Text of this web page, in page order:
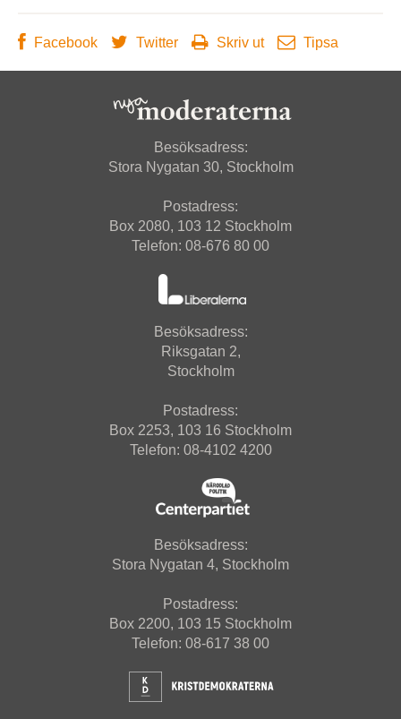
Facebook Twitter Skriv ut Tipsa
Besöksadress:
Stora Nygatan 30, Stockholm
Postadress:
Box 2080, 103 12 Stockholm
Telefon: 08-676 80 00
Besöksadress:
Riksgatan 2,
Stockholm
Postadress:
Box 2253, 103 16 Stockholm
Telefon: 08-4102 4200
Besöksadress:
Stora Nygatan 4, Stockholm
Postadress:
Box 2200, 103 15 Stockholm
Telefon: 08-617 38 00